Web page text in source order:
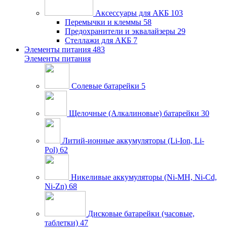
Аксессуары для АКБ 103
Перемычки и клеммы 58
Предохранители и эквалайзеры 29
Стеллажи для АКБ 7
Элементы питания 483
Элементы питания
Солевые батарейки 5
Щелочные (Алкалиновые) батарейки 30
Литий-ионные аккумуляторы (Li-Ion, Li-
Pol) 62
Никеливые аккумуляторы (Ni-MH, Ni-Cd,
Ni-Zn) 68
Дисковые батарейки (часовые,
таблетки) 47